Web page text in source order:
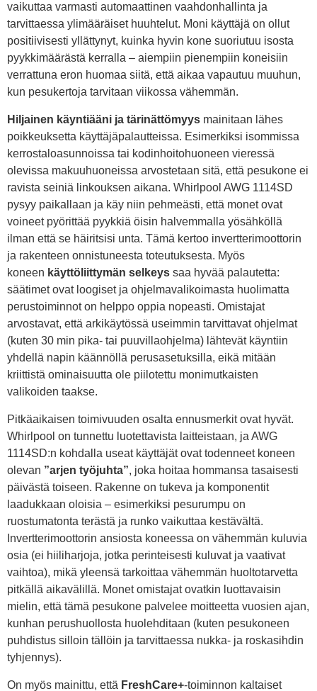
vaikuttaa varmasti automaattinen vaahdonhallinta ja
tarvittaessa ylimääräiset huuhtelut. Moni käyttäjä on ollut
positiivisesti yllättynyt, kuinka hyvin kone suoriutuu isosta
pyykkimäärästä kerralla – aiempiin pienempiin koneisiin
verrattuna eron huomaa siitä, että aikaa vapautuu muuhun,
kun pesukertoja tarvitaan viikossa vähemmän.
Hiljainen käyntiääni ja tärinättömyys mainitaan lähes
poikkeuksetta käyttäjäpalautteissa. Esimerkiksi isommissa
kerrostaloasunnoissa tai kodinhoitohuoneen vieressä
olevissa makuuhuoneissa arvostetaan sitä, että pesukone ei
ravista seiniä linkouksen aikana. Whirlpool AWG 1114SD
pysyy paikallaan ja käy niin pehmeästi, että monet ovat
voineet pyörittää pyykkiä öisin halvemmalla yösähköllä
ilman että se häiritsisi unta. Tämä kertoo invertterimoottorin
ja rakenteen onnistuneesta toteutuksesta. Myös
koneen käyttöliittymän selkeys saa hyvää palautetta:
säätimet ovat loogiset ja ohjelmavalikoimasta huolimatta
perustoiminnot on helppo oppia nopeasti. Omistajat
arvostavat, että arkikäytössä useimmin tarvittavat ohjelmat
(kuten 30 min pika- tai puuvillaohjelma) lähtevät käyntiin
yhdellä napin käännöllä perusasetuksilla, eikä mitään
kriittistä ominaisuutta ole piilotettu monimutkaisten
valikoiden taakse.
Pitkäaikaisen toimivuuden osalta ennusmerkit ovat hyvät.
Whirlpool on tunnettu luotettavista laitteistaan, ja AWG
1114SD:n kohdalla useat käyttäjät ovat todenneet koneen
olevan ”arjen työjuhta”, joka hoitaa hommansa tasaisesti
päivästä toiseen. Rakenne on tukeva ja komponentit
laadukkaan oloisia – esimerkiksi pesurumpu on
ruostumatonta terästä ja runko vaikuttaa kestävältä.
Invertterimoottorin ansiosta koneessa on vähemmän kuluvia
osia (ei hiiliharjoja, jotka perinteisesti kuluvat ja vaativat
vaihtoa), mikä yleensä tarkoittaa vähemmän huoltotarvetta
pitkällä aikavälillä. Monet omistajat ovatkin luottavaisin
mielin, että tämä pesukone palvelee moitteetta vuosien ajan,
kunhan perushuollosta huolehditaan (kuten pesukoneen
puhdistus silloin tällöin ja tarvittaessa nukka- ja roskasihdin
tyhjennys).
On myös mainittu, että FreshCare+-toiminnon kaltaiset